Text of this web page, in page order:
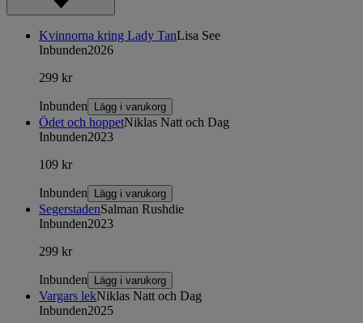
Kvinnorna kring Lady TanLisa See
Inbunden2026
299 kr
Inbunden Lägg i varukorg
Ödet och hoppetNiklas Natt och Dag
Inbunden2023
109 kr
Inbunden Lägg i varukorg
SegerstadenSalman Rushdie
Inbunden2023
299 kr
Inbunden Lägg i varukorg
Vargars lekNiklas Natt och Dag
Inbunden2025